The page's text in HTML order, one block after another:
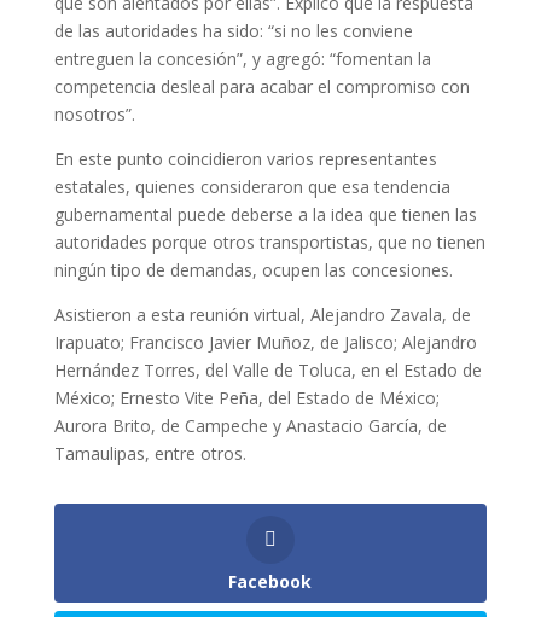
de las autoridades ha sido: “si no les conviene
entreguen la concesión”, y agregó: “fomentan la
competencia desleal para acabar el compromiso con
nosotros”.
En este punto coincidieron varios representantes
estatales, quienes consideraron que esa tendencia
gubernamental puede deberse a la idea que tienen las
autoridades porque otros transportistas, que no tienen
ningún tipo de demandas, ocupen las concesiones.
Asistieron a esta reunión virtual, Alejandro Zavala, de
Irapuato; Francisco Javier Muñoz, de Jalisco; Alejandro
Hernández Torres, del Valle de Toluca, en el Estado de
México; Ernesto Vite Peña, del Estado de México;
Aurora Brito, de Campeche y Anastacio García, de
Tamaulipas, entre otros.
Facebook